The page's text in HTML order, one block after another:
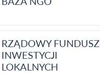
RZĄDOWY FUNDUSZ
INWESTYCJI
LOKALNYCH